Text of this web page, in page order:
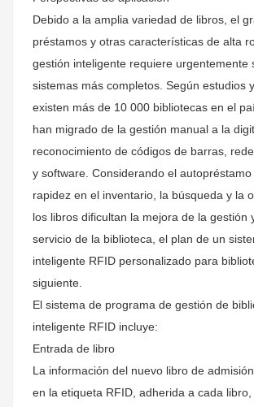
Debido a la amplia variedad de libros, el
préstamos y otras características de alta
gestión inteligente requiere urgentemente
sistemas más completos. Según estudios
existen más de 10 000 bibliotecas en el
han migrado de la gestión manual a la
reconocimiento de códigos de barras,
y software. Considerando el
rapidez en el inventario, la búsqueda y la
los libros dificultan la mejora de la gestión
servicio de la biblioteca, el plan de un
inteligente RFID personalizado para
siguiente.
El sistema de programa de gestión de
inteligente RFID incluye:
Entrada de libro
La información del nuevo libro de
en la etiqueta RFID, adherida a cada